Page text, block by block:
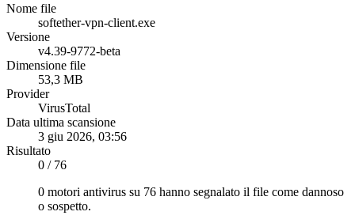
Nome file
softether-vpn-client.exe
Versione
v4.39-9772-beta
Dimensione file
53,3 MB
Provider
VirusTotal
Data ultima scansione
3 giu 2026, 03:56
Risultato
0 / 76
0 motori antivirus su 76 hanno segnalato il file come dannoso
o sospetto.